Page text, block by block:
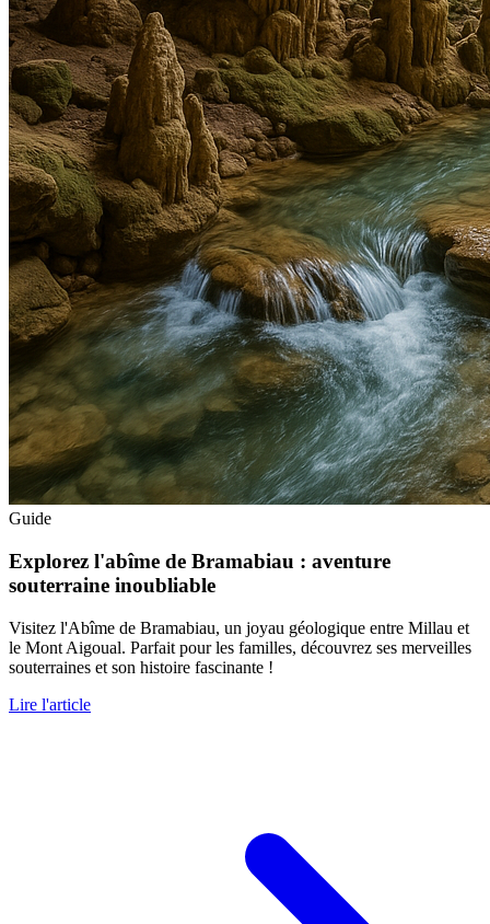
Guide
Explorez l'abîme de Bramabiau : aventure
souterraine inoubliable
Visitez l'Abîme de Bramabiau, un joyau géologique entre Millau et
le Mont Aigoual. Parfait pour les familles, découvrez ses merveilles
souterraines et son histoire fascinante !
Lire l'article